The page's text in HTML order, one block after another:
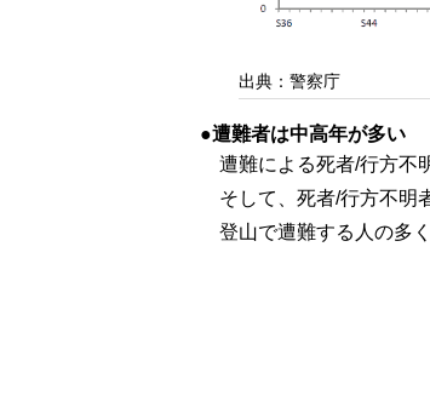
出典：警察庁
遭難者は中高年が多い
遭難による死者/行方不
そして、死者/行方不明
登山で遭難する人の多